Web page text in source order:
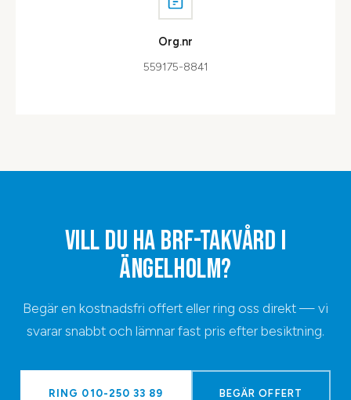
Org.nr
559175-8841
VILL DU HABRF-TAKVÅRD I
ÄNGELHOLM?
Begär en kostnadsfri offert eller ring oss direkt — vi
svarar snabbt och lämnar fast pris efter besiktning.
RING 010-250 33 89 BEGÄR OFFERT